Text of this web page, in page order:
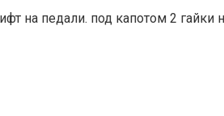
на педали. под капотом 2 гайки